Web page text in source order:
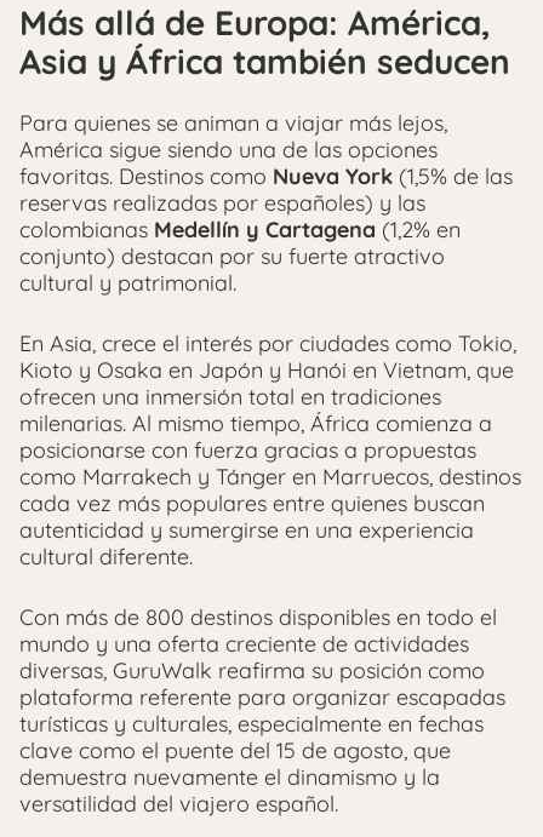
Más allá de Europa: América,
Asia y África también seducen
Para quienes se animan a viajar más lejos,
América sigue siendo una de las opciones
favoritas. Destinos como Nueva York (1,5% de las
reservas realizadas por españoles) y las
colombianas Medellín y Cartagena (1,2% en
conjunto) destacan por su fuerte atractivo
cultural y patrimonial.
En Asia, crece el interés por ciudades como Tokio,
Kioto y Osaka en Japón y Hanói en Vietnam, que
ofrecen una inmersión total en tradiciones
milenarias. Al mismo tiempo, África comienza a
posicionarse con fuerza gracias a propuestas
como Marrakech y Tánger en Marruecos, destinos
cada vez más populares entre quienes buscan
autenticidad y sumergirse en una experiencia
cultural diferente.
Con más de 800 destinos disponibles en todo el
mundo y una oferta creciente de actividades
diversas, GuruWalk reafirma su posición como
plataforma referente para organizar escapadas
turísticas y culturales, especialmente en fechas
clave como el puente del 15 de agosto, que
demuestra nuevamente el dinamismo y la
versatilidad del viajero español.